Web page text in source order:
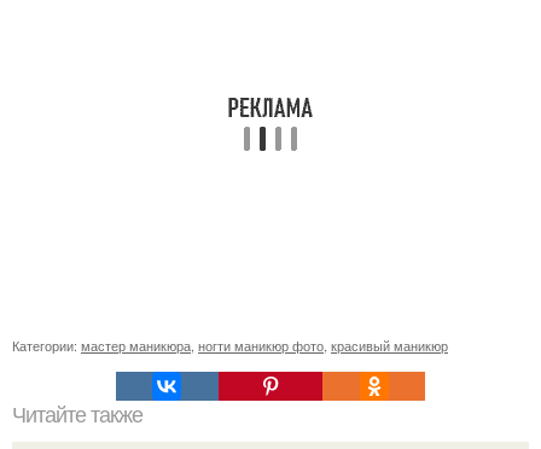
Категории: мастер маникюра ногти маникюр фото красивый маникюр
Читайте также